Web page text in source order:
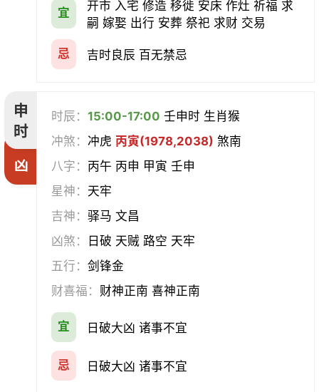
宜
开市 入宅 修造 移徙 安床 作灶 祈福 求
嗣 嫁娶 出行 安葬 祭祀 求财 交易
忌 吉时良辰 百无禁忌
申
时
凶
时辰：15:00-17:00 壬申时 生肖猴
冲煞：冲虎 丙寅(1978,2038) 煞南
八字： 丙午 丙申 甲寅 壬申
星神： 天牢
吉神：驿马 文昌
凶煞：
日破 天贼 路空 天牢
五行：剑锋金
财喜福： 财神正南 喜神正南
宜 日破大凶 诸事不宜
忌 日破大凶 诸事不宜